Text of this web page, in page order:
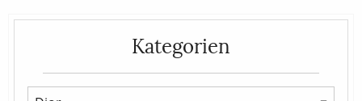
Kategorien